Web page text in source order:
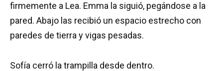
firmemente a Lea. Emma la siguió, pegándose a la
pared. Abajo las recibió un espacio estrecho con
paredes de tierra y vigas pesadas.
Sofía cerró la trampilla desde dentro.